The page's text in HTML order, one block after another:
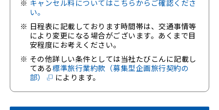
キャンセル料についてはこちらからご確認くださ
い。
日程表に記載しております時間帯は、交通事情等
により変更になる場合がございます。あくまで目
安程度にお考えください。
その他詳しい条件としては当社たびこんに記載し
てある標準旅行業約款（募集型企画旅行契約の
部）
によります。